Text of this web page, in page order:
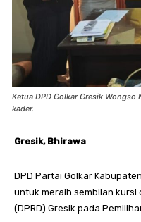
Ketua DPD Golkar Gresik
kader.
Gresik, Bhirawa
DPD Partai Golkar
untuk meraih sembilan kursi
(DPRD) Gresik pada